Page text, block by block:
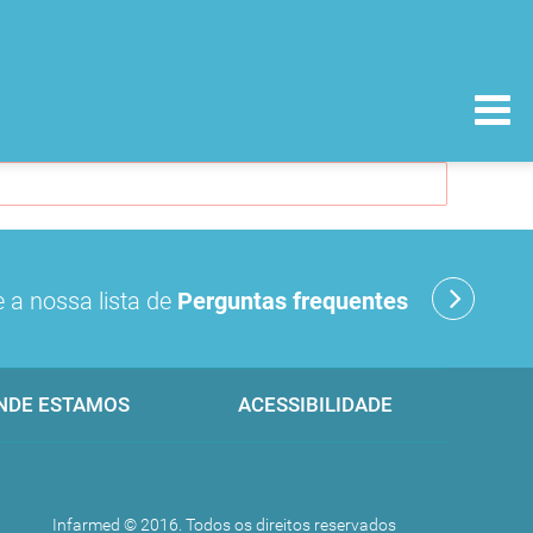
a nossa lista de Perguntas frequentes
ESTAMOS ACESSIBILIDADE
Infarmed © 2016. Todos os direitos reservados